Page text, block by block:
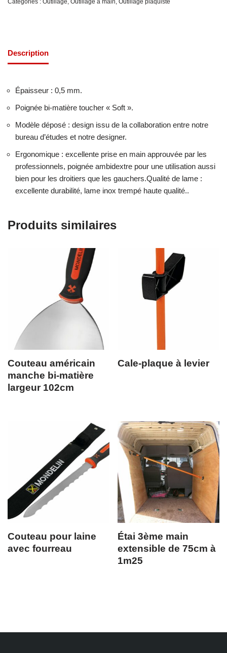
Catégories : Outillage, Outillage à main, Outillage plaquiste
Description
Épaisseur : 0,5 mm.
Poignée bi-matière toucher « Soft ».
Modèle déposé : design issu de la collaboration entre notre
bureau d’études et notre designer.
Ergonomique : excellente prise en main approuvée par les
professionnels, poignée ambidextre pour une utilisation aussi
bien pour les droitiers que les gauchers.Qualité de lame :
excellente durabilité, lame inox trempé haute qualité..
Produits similaires
Couteau américain
manche bi-matière
largeur 102cm
Cale-plaque à levier
Couteau pour laine
avec fourreau
Étai 3ème main
extensible de 75cm à
1m25